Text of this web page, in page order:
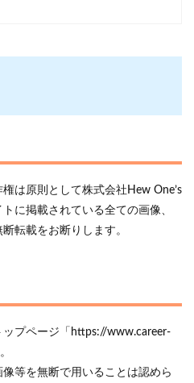
は原則として株式会社Hew One’s
に掲載されている全ての画像、
転載をお断りします。
ップページ「https://www.career-
等を無断で用いることは認めら